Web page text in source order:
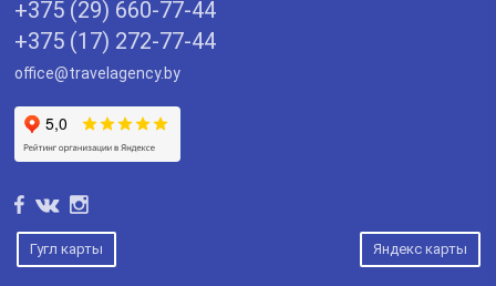
+375 (29) 660-77-44
+375 (17) 272-77-44
office@travelagency.by
Гугл карты Яндекс карты